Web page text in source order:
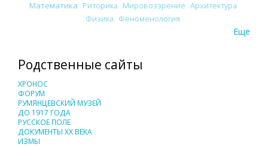
Математика Риторика Мировоззрение Архитектура
Физика Феноменология
Еще
Родственные сайты
ХРОНОС
ФОРУМ
РУМЯНЦЕВСКИЙ МУЗЕЙ
ДО 1917 ГОДА
РУССКОЕ ПОЛЕ
ДОКУМЕНТЫ XX ВЕКА
ИЗМЫ